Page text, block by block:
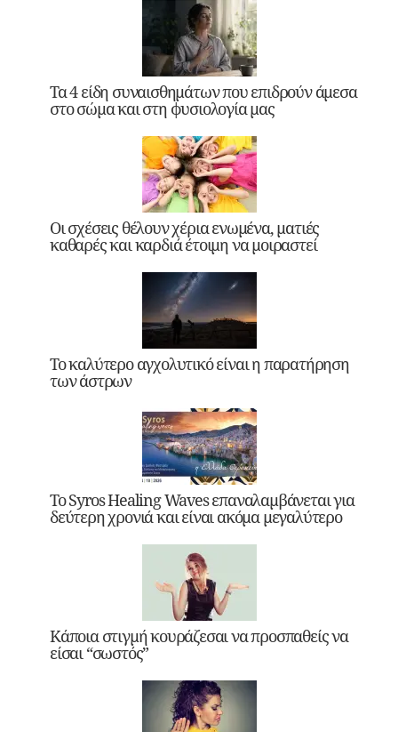
Τα 4 είδη συναισθημάτων που επιδρούν άμεσα
στο σώμα και στη φυσιολογία μας
Οι σχέσεις θέλουν χέρια ενωμένα, ματιές
καθαρές και καρδιά έτοιμη να μοιραστεί
Το καλύτερο αγχολυτικό είναι η παρατήρηση
των άστρων
Το Syros Healing Waves επαναλαμβάνεται για
δεύτερη χρονιά και είναι ακόμα μεγαλύτερο
Κάποια στιγμή κουράζεσαι να προσπαθείς να
είσαι “σωστός”